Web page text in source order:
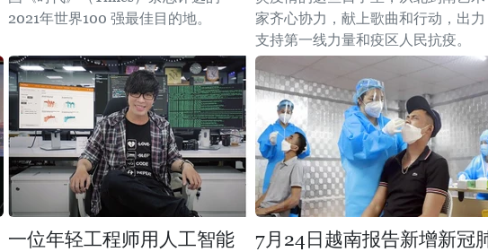
2021年世界100 强最佳目的地。
家齐心协力，献上歌曲和行动，出力
支持第一线力量和疫区人民抗疫。
一位年轻工程师用人工智能
7月24日越南报告新增新冠